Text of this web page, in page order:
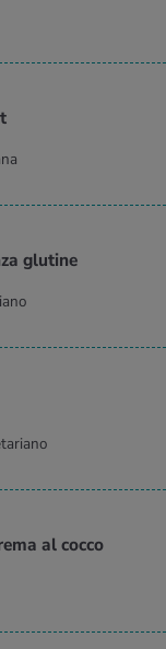
glu­ti­ne
al cocco